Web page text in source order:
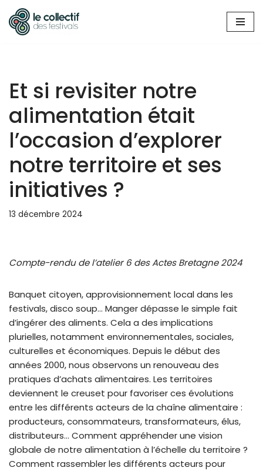
Aller
Et si revisiter notre
alimentation était
l’occasion d’explorer
notre territoire et ses
initiatives ?
13 décembre 2024
Compte-rendu de l’atelier 6 des Actes Bretagne 2024
Banquet citoyen, approvisionnement local dans les
festivals, disco soup… Manger dépasse le simple fait
d’ingérer des aliments. Cela a des implications
plurielles, notamment environnementales, sociales,
culturelles et économiques. Depuis le début des
années 2000, nous observons un renouveau des
pratiques d’achats alimentaires. Les territoires
deviennent le creuset pour favoriser ces évolutions
entre les différents acteurs de la chaîne alimentaire :
producteurs, consommateurs, transformateurs, élus,
distributeurs… Comment appréhender une vision
globale de notre alimentation à l’échelle du territoire ?
Comment rassembler les différents acteurs pour